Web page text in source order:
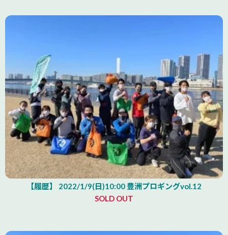
【履歴】 2022/1/9(日)10:00 豊洲プロギングvol.12
SOLD OUT